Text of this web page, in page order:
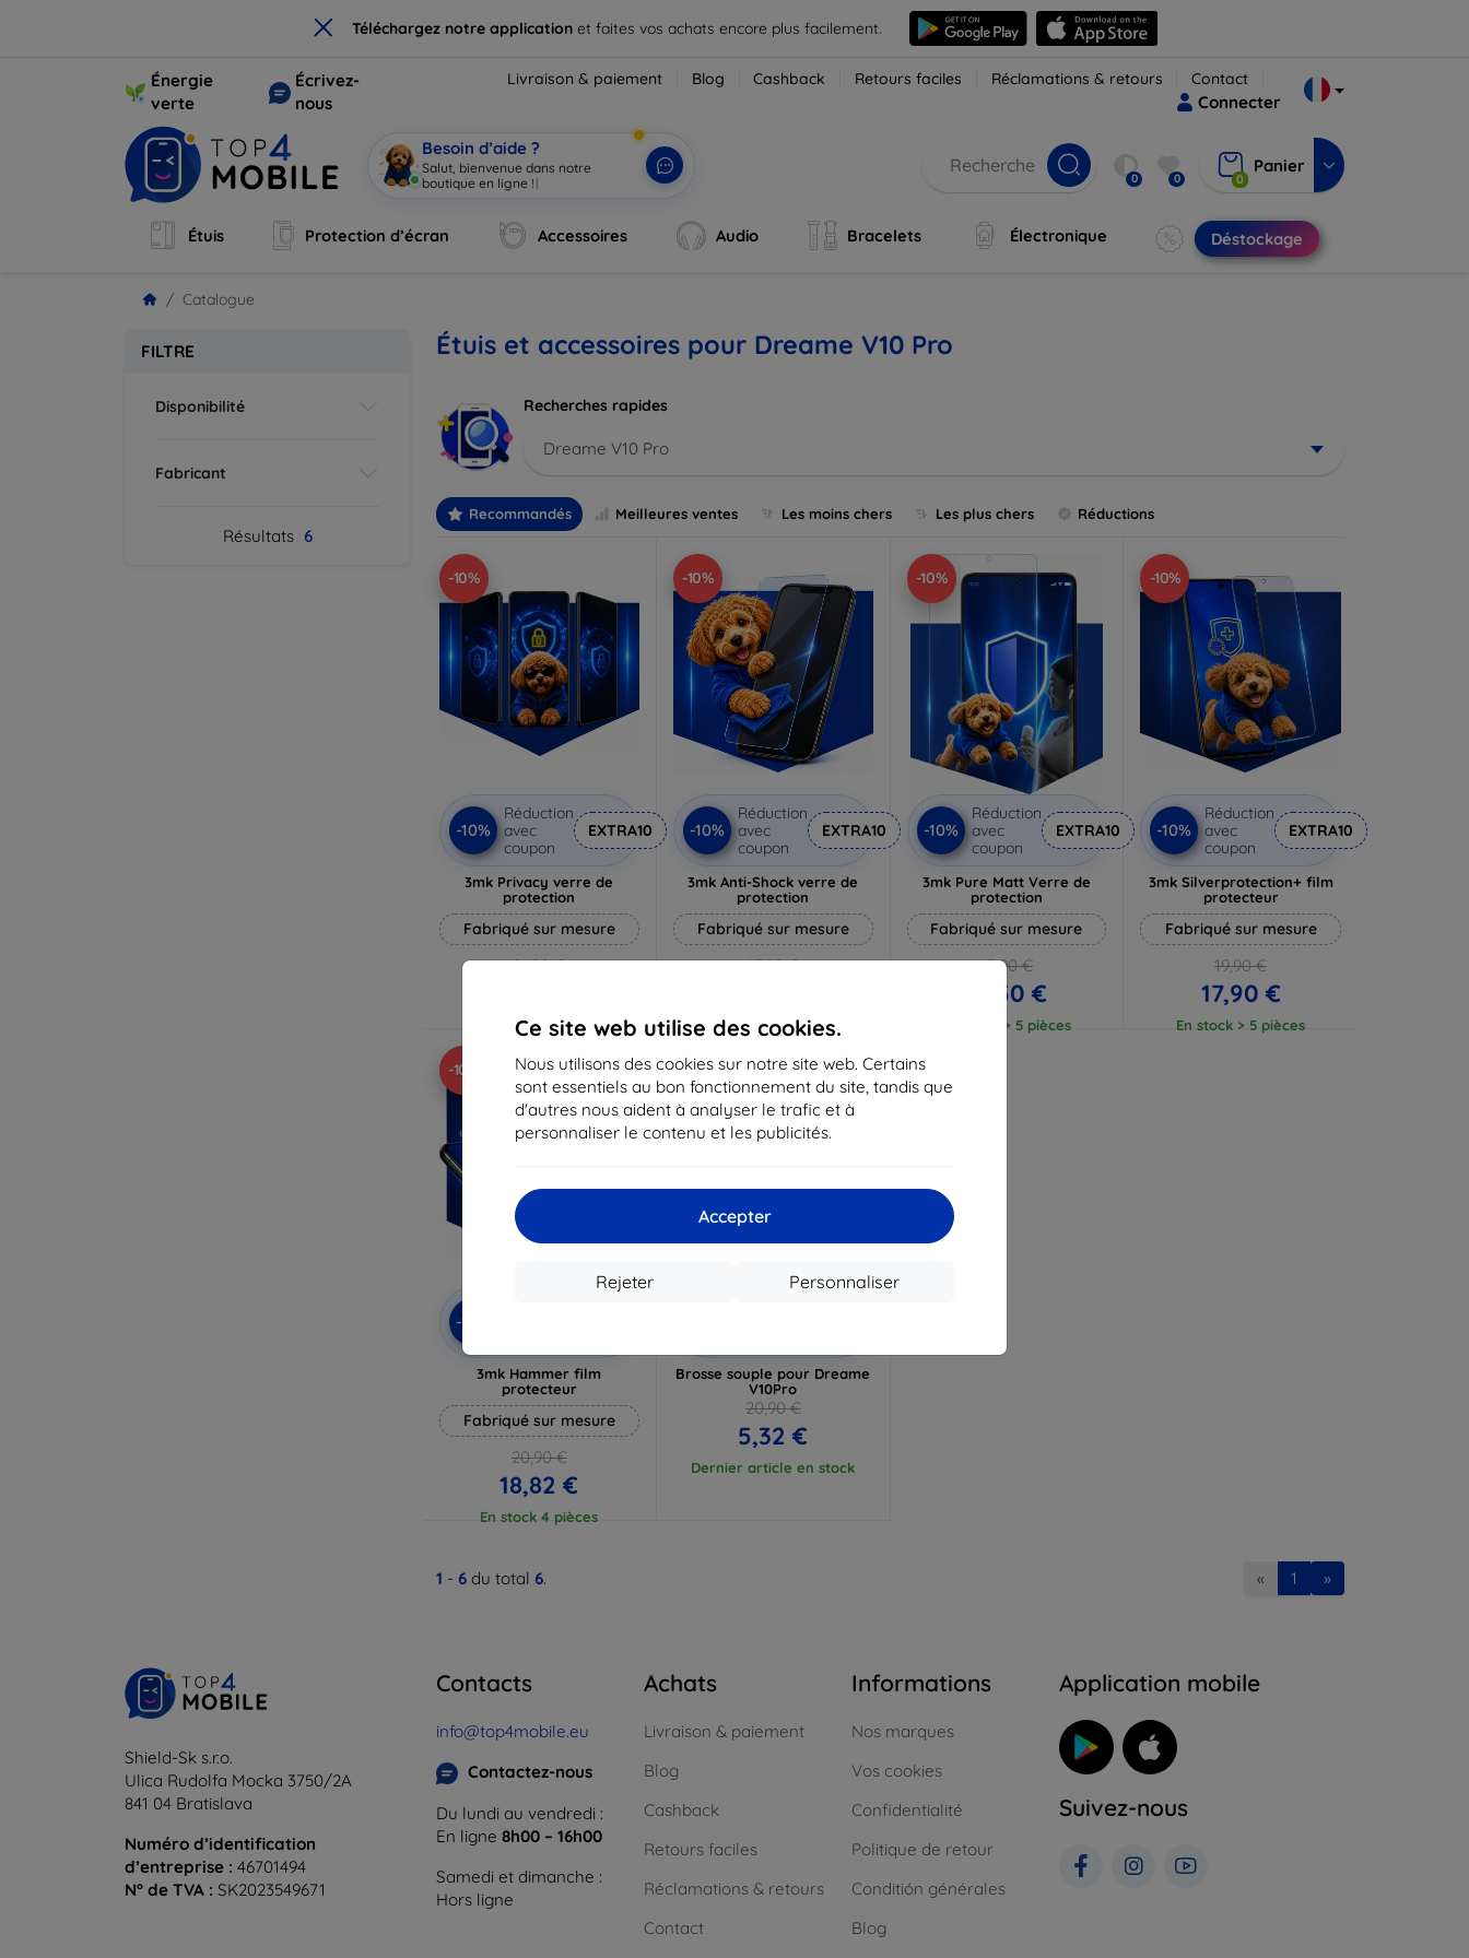
× Téléchargez notre application et faites vos achats encore plus facilement.
Ce site web utilise des cookies.
Nous utilisons des cookies sur notre site web. Certains
sont essentiels au bon fonctionnement du site, tandis que
d'autres nous aident à analyser le trafic et à
personnaliser le contenu et les publicités.
Accepter
Personnaliser
Rejeter
Énergie
verte
Écrivez-
nous
Livraison & paiement Blog Cashback Retours faciles Réclamations & retours Contact
Connecter
Besoin d’aide ?
Salut, bienvenue dans notre
boutique en ligne ! | 0 0 0
Panier
Étuis Protection d’écran Accessoires Audio Bracelets Électronique Déstockage
Catalogue
FILTRE
Disponibilité
Fabricant
Résultats 6
Étuis et accessoires pour Dreame V10 Pro
Recherches rapides
Dreame V10 Pro
Recommandés Meilleures ventes Les moins chers Les plus chers Réductions
-10%
-10%
Réduction
avec
coupon
EXTRA10
3mk Privacy verre de
protection
Fabriqué sur mesure
21,90 €
En stock 3 pièces
-10%
-10%
Réduction
avec
coupon
EXTRA10
3mk Anti-Shock verre de
protection
Fabriqué sur mesure
17,90 €
En stock > 5 pièces
-10%
-10%
Réduction
avec
coupon
EXTRA10
3mk Pure Matt Verre de
protection
Fabriqué sur mesure
13,90 €
12,50 €
En stock > 5 pièces
-10%
-10%
Réduction
avec
coupon
EXTRA10
3mk Silverprotection+ film
protecteur
Fabriqué sur mesure
19,90 €
17,90 €
En stock > 5 pièces
-10%
-10%
3mk Hammer film
protecteur
Fabriqué sur mesure
20,90 €
18,82 €
En stock 4 pièces
-75%
Brosse souple pour Dreame
V10Pro
20,90 €
5,32 €
Dernier article en stock
1 - 6 du total 6. « 1 »
Shield-Sk s.r.o.
Ulica Rudolfa Mocka 3750/2A
841 04 Bratislava
Numéro d’identification
d’entreprise : 46701494
N° de TVA : SK2023549671
Contacts
info@top4mobile.eu
Contactez-nous
Du lundi au vendredi :
En ligne 8h00 – 16h00
Samedi et dimanche :
Hors ligne
Achats
Livraison & paiement
Blog
Cashback
Retours faciles
Réclamations & retours
Contact
Informations
Nos marques
Vos cookies
Confidentialité
Politique de retour
Conditión générales
Blog
Application mobile
Suivez-nous